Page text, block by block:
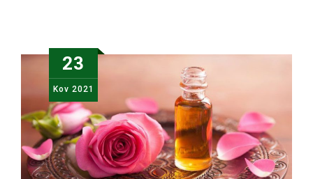
23
Kov 2021